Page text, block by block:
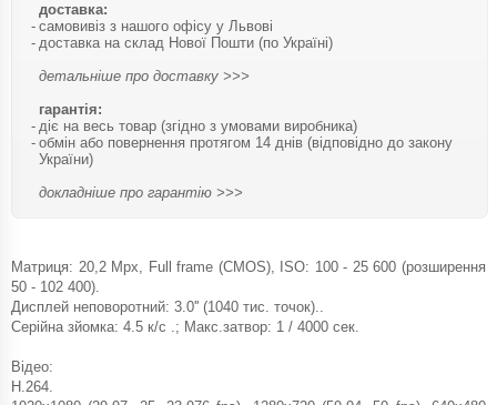
доставка:
самовивіз з нашого офісу у Львові
доставка на склад Нової Пошти (по Україні)
детальніше про доставку >>>
гарантія:
діє на весь товар (згідно з умовами виробника)
обмін або повернення протягом 14 днів (відповідно до закону
України)
докладніше про гарантію >>>
Матриця: 20,2 Mpx, Full frame (CMOS), ISO: 100 - 25 600 (розширення
50 - 102 400).
Дисплей неповоротний: 3.0'' (1040 тис. точок)..
Серійна зйомка: 4.5 к/с .; Макс.затвор: 1 / 4000 сек.
Відео:
H.264.